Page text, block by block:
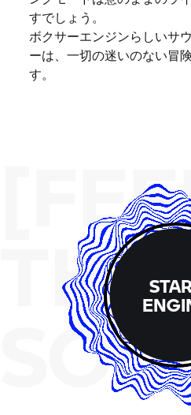
すでしょう。
ボクサーエンジンらしいサ
ーは、一切の迷いのない冒
す。
THE